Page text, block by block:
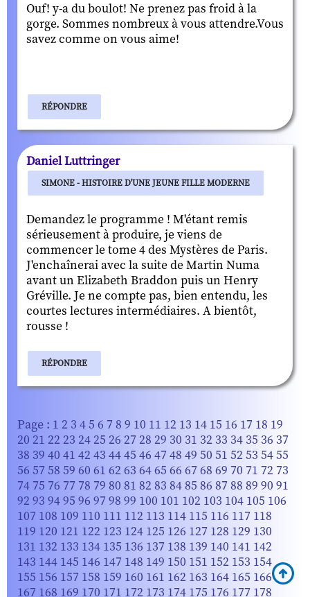
Ouf! y-a du boulot! Ne prenez pas froid à la
gorge. Sommes nombreux à vous attendre.Vous
savez comme on vous aime!
RÉPONDRE
Daniel Luttringer
SIMONE - HISTOIRE D'UNE JEUNE FILLE MODERNE
Demandez le programme ! M'étant remis
sérieusement à produire, je viens de
commencer le tome 4 des Mystères de Paris.
J'enchaînerai avec la suite de Martin Numa
avant un Elizabeth Braddon puis un Henry
Gréville. Je ne compte pas, bien entendu, les
courtes lectures intermédiaires. A bientôt,
rousse !
RÉPONDRE
Page : 1 2 3 45 6 7 8 9 10 11 12 13 14 15 16 17 18 19
20 21 22 23 24 25 26 27 28 29 30 31 32 33 34 35 36 37
38 39 40 41 42 43 4445 46 47 48 49 50 51 52 53 5455
56 57 58 59 60 61 62 63 6465 66 6768 69 70 71 72 73
74 75 76 77 78 79 80 81 82 83 8485 86 8788 89 90 91
92 93 9495 96 97 98 99 100 101 102 103 104 105 106
107 108 109 110 111 112 113 114 115 116 117 118
119 120 121 122 123 124 125 126 127 128 129 130
131 132 133 134 135 136 137 138 139 140 141 142
143 144 145 146 147 148 149 150 151 152 153 154
155 156 157 158 159 160 161 162 163 164 165 166
167 168 169 170 171 172 173 174 175 176 177 178